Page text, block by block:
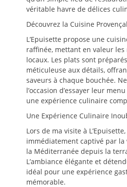
véritable havre de délices
Découvrez la Cuisine
L’Epuisette propose une
raffinée, mettant en valeur
locaux. Les plats sont
méticuleuse aux détails,
saveurs à chaque bouchée.
l’occasion d’essayer leur
une expérience culinaire
Une Expérience Culinaire
Lors de ma visite à L’Epuisette,
immédiatement captivé par
la Méditerranée depuis la
L’ambiance élégante et
idéal pour une expérience
mémorable.